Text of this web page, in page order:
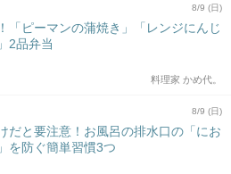
8/9 (日)
「ピーマンの蒲焼き」「レンジにんじ
2品弁当
料理家 かめ代。
8/9 (日)
だと要注意！お風呂の排水口の「にお
を防ぐ簡単習慣3つ